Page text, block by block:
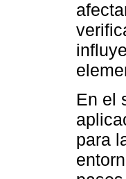
En el
para